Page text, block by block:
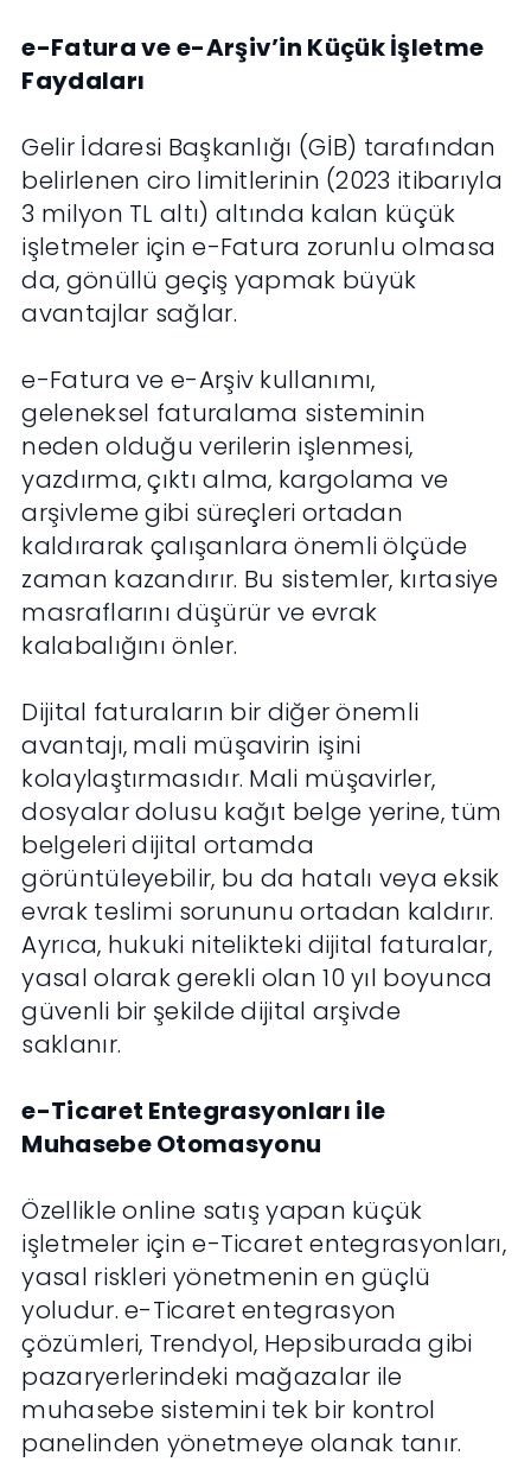
e-Fatura ve e-Arşiv’in Küçük İşletme
Faydaları
Gelir İdaresi Başkanlığı (GİB) tarafından
belirlenen ciro limitlerinin (2023 itibarıyla
3 milyon TL altı) altında kalan küçük
işletmeler için e-Fatura zorunlu olmasa
da, gönüllü geçiş yapmak büyük
avantajlar sağlar.
e-Fatura ve e-Arşiv kullanımı,
geleneksel faturalama sisteminin
neden olduğu verilerin işlenmesi,
yazdırma, çıktı alma, kargolama ve
arşivleme gibi süreçleri ortadan
kaldırarak çalışanlara önemli ölçüde
zaman kazandırır. Bu sistemler, kırtasiye
masraflarını düşürür ve evrak
kalabalığını önler.
Dijital faturaların bir diğer önemli
avantajı, mali müşavirin işini
kolaylaştırmasıdır. Mali müşavirler,
dosyalar dolusu kağıt belge yerine, tüm
belgeleri dijital ortamda
görüntüleyebilir, bu da hatalı veya eksik
evrak teslimi sorununu ortadan kaldırır.
Ayrıca, hukuki nitelikteki dijital faturalar,
yasal olarak gerekli olan 10 yıl boyunca
güvenli bir şekilde dijital arşivde
saklanır.
e-Ticaret Entegrasyonları ile
Muhasebe Otomasyonu
Özellikle online satış yapan küçük
işletmeler için e-Ticaret entegrasyonları,
yasal riskleri yönetmenin en güçlü
yoludur. e-Ticaret entegrasyon
çözümleri, Trendyol, Hepsiburada gibi
pazaryerlerindeki mağazalar ile
muhasebe sistemini tek bir kontrol
panelinden yönetmeye olanak tanır.